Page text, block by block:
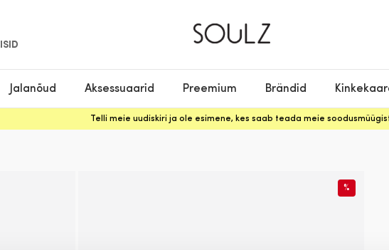
Jalanõud Aksessuaarid Preemium Brändid
Telli meie uudiskiri ja ole esimene, kes saab teada meie
%